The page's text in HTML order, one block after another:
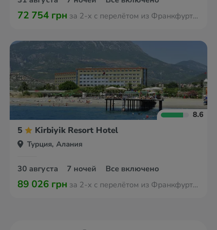
72 754 грн за 2-х с перелётом из Франкфурта-на-Майне
8.6
5 Kirbiyik Resort Hotel
Турция, Алания
30 августа 7 ночей Все включено
89 026 грн за 2-х с перелётом из Франкфурта-на-Майне